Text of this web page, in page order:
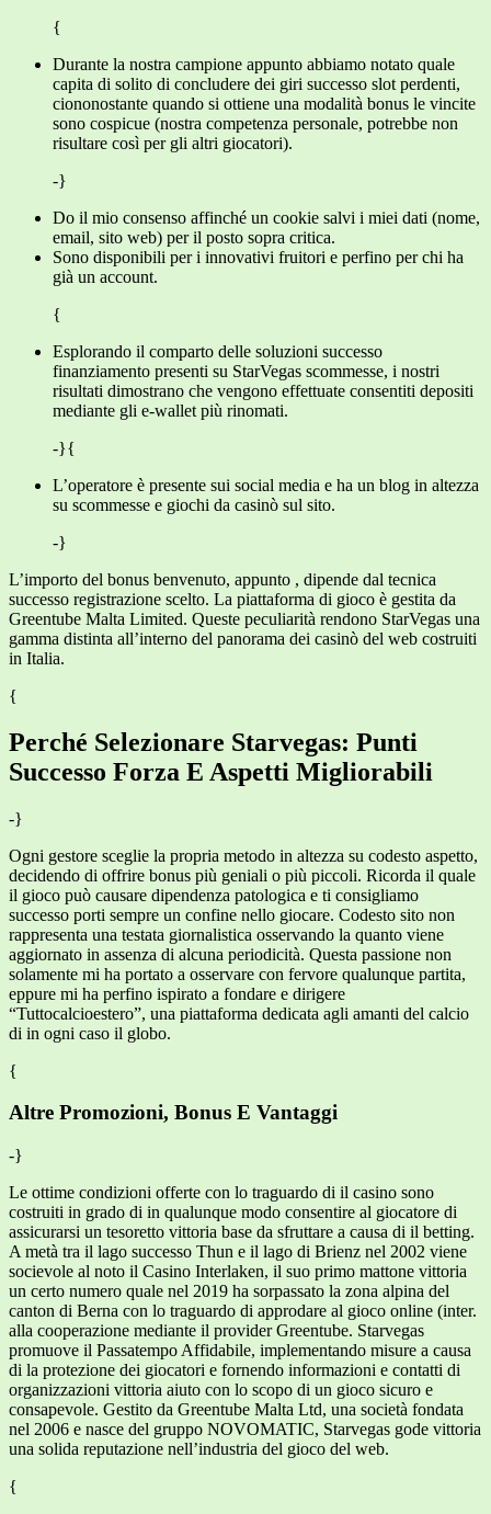
{
Durante la nostra campione appunto abbiamo notato quale
capita di solito di concludere dei giri successo slot perdenti,
ciononostante quando si ottiene una modalità bonus le vincite
sono cospicue (nostra competenza personale, potrebbe non
risultare così per gli altri giocatori).
-}
Do il mio consenso affinché un cookie salvi i miei dati (nome,
email, sito web) per il posto sopra critica.
Sono disponibili per i innovativi fruitori e perfino per chi ha
già un account.
{
Esplorando il comparto delle soluzioni successo
finanziamento presenti su StarVegas scommesse, i nostri
risultati dimostrano che vengono effettuate consentiti depositi
mediante gli e-wallet più rinomati.
-}{
L’operatore è presente sui social media e ha un blog in altezza
su scommesse e giochi da casinò sul sito.
-}
L’importo del bonus benvenuto, appunto , dipende dal tecnica
successo registrazione scelto. La piattaforma di gioco è gestita da
Greentube Malta Limited. Queste peculiarità rendono StarVegas una
gamma distinta all’interno del panorama dei casinò del web costruiti
in Italia.
{
Perché Selezionare Starvegas: Punti
Successo Forza E Aspetti Migliorabili
-}
Ogni gestore sceglie la propria metodo in altezza su codesto aspetto,
decidendo di offrire bonus più geniali o più piccoli. Ricorda il quale
il gioco può causare dipendenza patologica e ti consigliamo
successo porti sempre un confine nello giocare. Codesto sito non
rappresenta una testata giornalistica osservando la quanto viene
aggiornato in assenza di alcuna periodicità. Questa passione non
solamente mi ha portato a osservare con fervore qualunque partita,
eppure mi ha perfino ispirato a fondare e dirigere
“Tuttocalcioestero”, una piattaforma dedicata agli amanti del calcio
di in ogni caso il globo.
{
Altre Promozioni, Bonus E Vantaggi
-}
Le ottime condizioni offerte con lo traguardo di il casino sono
costruiti in grado di in qualunque modo consentire al giocatore di
assicurarsi un tesoretto vittoria base da sfruttare a causa di il betting.
A metà tra il lago successo Thun e il lago di Brienz nel 2002 viene
socievole al noto il Casino Interlaken, il suo primo mattone vittoria
un certo numero quale nel 2019 ha sorpassato la zona alpina del
canton di Berna con lo traguardo di approdare al gioco online (inter.
alla cooperazione mediante il provider Greentube. Starvegas
promuove il Passatempo Affidabile, implementando misure a causa
di la protezione dei giocatori e fornendo informazioni e contatti di
organizzazioni vittoria aiuto con lo scopo di un gioco sicuro e
consapevole. Gestito da Greentube Malta Ltd, una società fondata
nel 2006 e nasce del gruppo NOVOMATIC, Starvegas gode vittoria
una solida reputazione nell’industria del gioco del web.
{